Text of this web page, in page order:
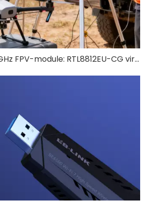
6W hoëkrag 5GHz FPV-module: RTL8812EU-CG vir langafstand hommeltuig FPV